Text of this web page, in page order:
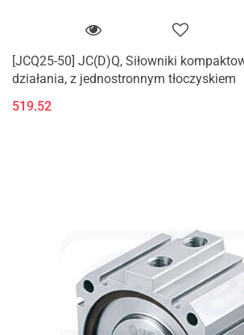
[JCQ25-50] JC(D)Q, Siłowniki
działania, z jednostronnym tłoczyskiem
519.52